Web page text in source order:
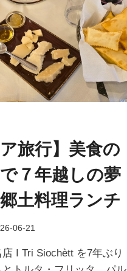
ア旅行】美食の
７年越しの夢
土料理ランチ
06-21
I Tri Siochètt を7年ぶり